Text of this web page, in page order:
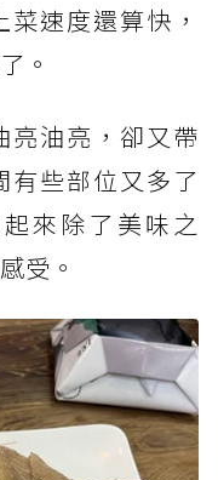
速度還算快，
。
亮油亮，卻又帶
有些部位又多了
來除了美味之
受。